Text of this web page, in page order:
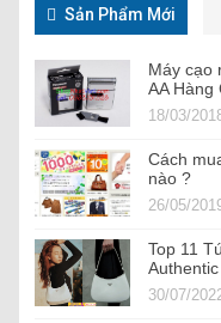
Sản Phẩm Mới
Máy cạo
AA
18/03/
Cách
nào ?
26/05/
Top 11
30/07/